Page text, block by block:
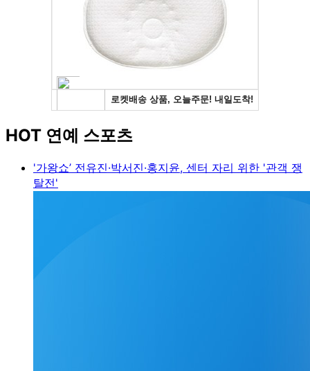
HOT 연예 스포츠
'가왕쇼’ 전유진·박서진·홍지윤, 센터 자리 위한 '관객 쟁
탈전'